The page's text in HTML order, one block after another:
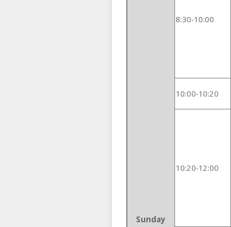
Sunday
8:30-10:00
10:00-10:20
10:20-12:00